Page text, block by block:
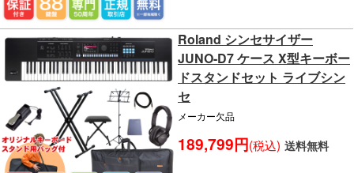
Roland シンセサイザー
JUNO-D7 ケース X型キーボー
ドスタンドセット ライブシン
セ
メーカー欠品
189,799円(税込) 送料無料